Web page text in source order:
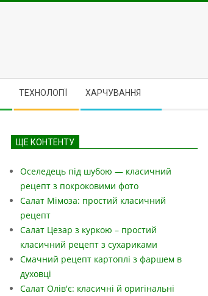
ТЕХНОЛОГІЇ ХАРЧУВАННЯ
ЩЕ КОНТЕНТУ
Оселедець під шубою — класичний
рецепт з покроковими фото
Салат Мімоза: простий класичний
рецепт
Салат Цезар з куркою – простий
класичний рецепт з сухариками
Смачний рецепт картоплі з фаршем в
духовці
Салат Олів'є: класичні й оригінальні